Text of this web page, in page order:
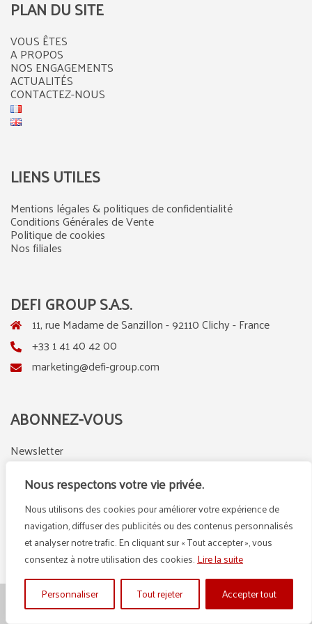
Nous respectons votre vie privée.
Nous utilisons des cookies pour améliorer votre expérience de
navigation, diffuser des publicités ou des contenus personnalisés
et analyser notre trafic. En cliquant sur « Tout accepter », vous
consentez à notre utilisation des cookies.Lire la suite
Personnaliser
Tout rejeter Accepter tout
PLAN DU SITE
VOUS ÊTES
A PROPOS
NOS ENGAGEMENTS
ACTUALITÉS
CONTACTEZ-NOUS
LIENS UTILES
Mentions légales & politiques de confidentialité
Conditions Générales de Vente
Politique de cookies
Nos filiales
DEFI GROUP S.A.S.
11, rue Madame de Sanzillon - 92110 Clichy - France
+33 1 41 40 42 00
marketing@defi-group.com
ABONNEZ-VOUS
Newsletter
LinkedIn
Instagram
© {2025} DEFI GROUP